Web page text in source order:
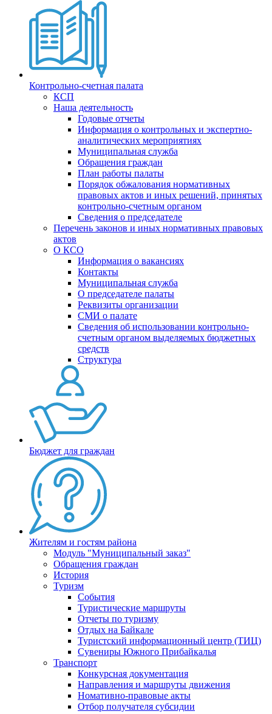
Контрольно-счетная палата
КСП
Наша деятельность
Годовые отчеты
Информация о контрольных и экспертно-
аналитических мероприятиях
Муниципальная служба
Обращения граждан
План работы палаты
Порядок обжалования нормативных
правовых актов и иных решений, принятых
контрольно-счетным органом
Сведения о председателе
Перечень законов и иных нормативных правовых
актов
О КСО
Информация о вакансиях
Контакты
Муниципальная служба
О председателе палаты
Реквизиты организации
СМИ о палате
Сведения об использовании контрольно-
счетным органом выделяемых бюджетных
средств
Структура
Бюджет для граждан
Жителям и гостям района
Модуль "Муниципальный заказ"
Обращения граждан
История
Туризм
События
Туристические маршруты
Отчеты по туризму
Отдых на Байкале
Туристский информационный центр (ТИЦ)
Сувениры Южного Прибайкалья
Транспорт
Конкурсная документация
Направления и маршруты движения
Номативно-правовые акты
Отбор получателя субсидии